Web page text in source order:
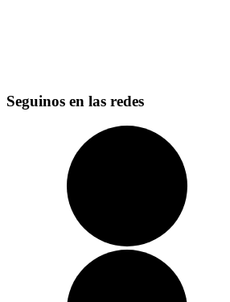
Seguinos en las redes